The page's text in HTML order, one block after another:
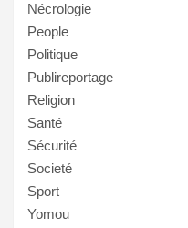
Nécrologie
People
Politique
Publireportage
Religion
Santé
Sécurité
Societé
Sport
Yomou